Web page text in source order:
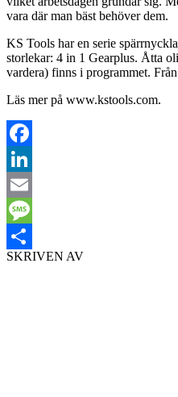
vara där man bäst behöver dem.
KS Tools har en serie
storlekar: 4 in 1 Gearplus. Åtta
vardera) finns i programmet.
Läs mer på www.kstools.com.
Facebook
LinkedIn
Email
Message
Dela
SKRIVEN AV